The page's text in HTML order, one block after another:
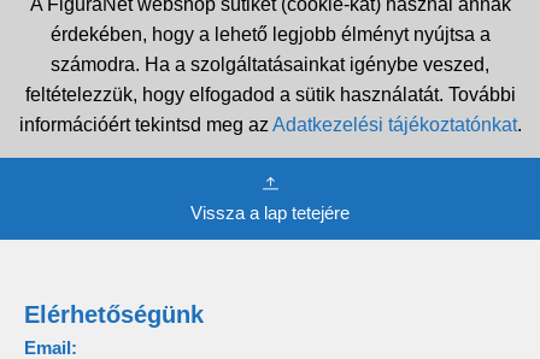
érdekében, hogy a lehető legjobb élményt nyújtsa a
számodra. Ha a szolgáltatásainkat igénybe veszed,
feltételezzük, hogy elfogadod a sütik használatát. További
információért tekintsd meg az Adatkezelési tájékoztatónkat.
Vissza a lap tetejére
Elérhetőségünk
Email: